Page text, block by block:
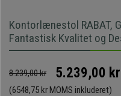
Kontorlænestol RABAT,
Fantastisk Kvalitet og
8.239,00 kr 5.239,00 kr
(6548,75 kr MOMS inkluderet)